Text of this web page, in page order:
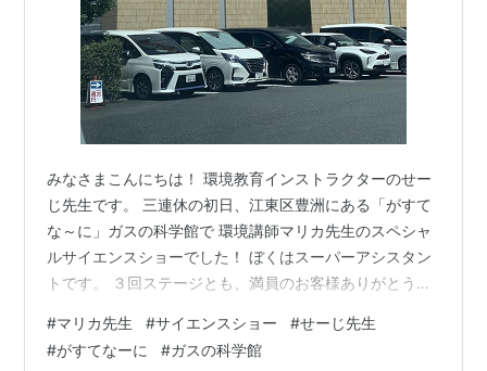
みなさまこんにちは！ 環境教育インストラクターのせー
じ先生です。 三連休の初日、江東区豊洲にある「がすて
な～に」ガスの科学館で 環境講師マリカ先生のスペシャ
ルサイエンスショーでした！ ぼくはスーパーアシスタン
トです。 ３回ステージとも、満員のお客様ありがとうご
変お世話になりました！ ガスの科学館、海側？川側？に
出ると、自然と都会のコラボレーション！ とっても素敵
#マリカ先生 #サイエンスショー #せーじ先生
#がすてなーに #ガスの科学館